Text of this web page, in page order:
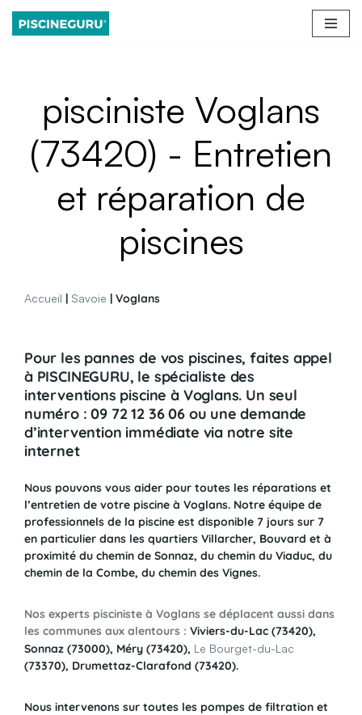
pisciniste Voglans
(73420) - Entretien
et réparation de
piscines
Accueil | Savoie | Voglans
Pour les pannes de vos piscines, faites appel
à PISCINEGURU, le spécialiste des
interventions piscine à Voglans. Un seul
numéro : 09 72 12 36 06 ou une demande
d’intervention immédiate via notre site
internet
Nous pouvons vous aider pour toutes les réparations et
l’entretien de votre piscine à Voglans. Notre équipe de
professionnels de la piscine est disponible 7 jours sur 7
en particulier dans les quartiers Villarcher, Bouvard et à
proximité du chemin de Sonnaz, du chemin du Viaduc, du
chemin de la Combe, du chemin des Vignes.
Nos experts pisciniste à Voglans se déplacent aussi dans
les communes aux alentours : Viviers-du-Lac (73420),
Sonnaz (73000), Méry (73420), Le Bourget-du-Lac
(73370), Drumettaz-Clarafond (73420).
Nous intervenons sur toutes les pompes de filtration et